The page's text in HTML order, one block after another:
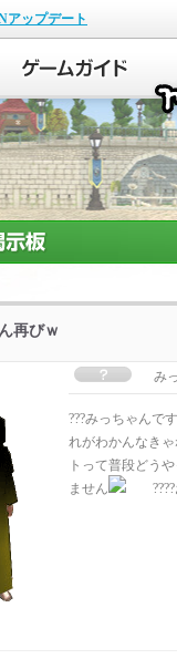
アップデート
再びｗ
み
???みっちゃんで
れがわかんなき
トって普段どう
ません
????お